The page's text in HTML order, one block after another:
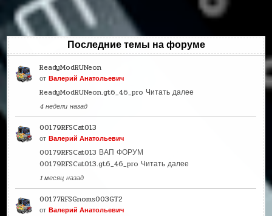
Последние темы на форуме
ReadyModRUNeon
отВалерий Анатольевич
ReadyModRUNeon.gt6_46_pro Читать далее
4 недели назад
00179RFSCat013
отВалерий Анатольевич
00179RFSCat013 ВАП ФОРУМ
00179RFSCat013.gt6_46_pro Читать далее
1 месяц назад
00177RFSGnoms003GT2
отВалерий Анатольевич